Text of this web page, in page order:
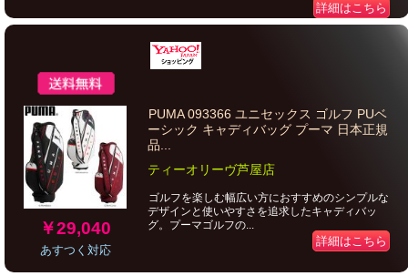
詳細はこちら
￥29,040
あすつく対応
PUMA 093366 ユニセックス ゴルフ PUベ
ーシック キャディバッグ プーマ 日本正規
品...
ティーオリーヴ芦屋店
ゴルフを楽しむ幅広い方におすすめのシンプルな
デザインと使いやすさを追求したキャディバッ
グ。プーマゴルフの...
詳細はこちら